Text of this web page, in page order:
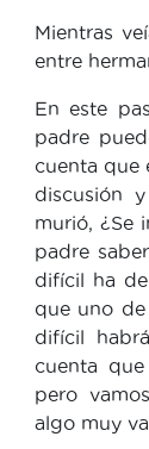
Mientras
entre
En este
padre
cuenta que
discusión
murió, ¿Se
padre
difícil ha
que uno
difícil
cuenta
pero
algo muy